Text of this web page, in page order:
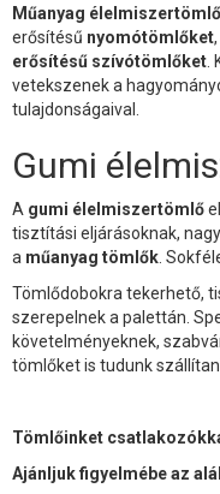
Műanyag élelmiszertömlő
erősítésű nyomótömlőket
erősítésű szívótömlőket
vetekszenek a
tulajdonságaival.
Gumi
A gumi élelmiszertömlő
tisztítási eljárásoknak,
a műanyag tömlők .
Tömlődobokra tekerhető,
szerepelnek a palettán.
követelményeknek,
tömlőket is tudunk
Tömlőinket
Ajánljuk figyelmébe az